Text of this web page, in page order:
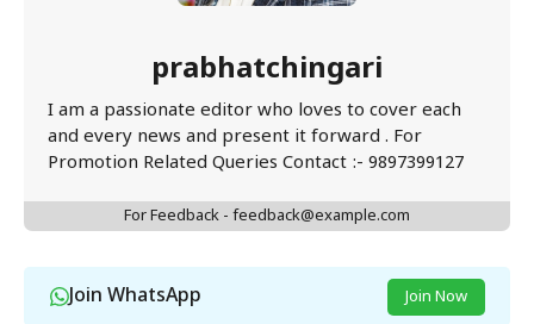
prabhatchingari
I am a passionate editor who loves to cover each
and every news and present it forward . For
Promotion Related Queries Contact :- 9897399127
For Feedback - feedback@example.com
Join WhatsApp Join Now